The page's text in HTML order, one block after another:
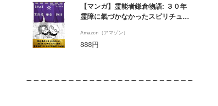
【マンガ】霊能者鎌倉物語: ３０年
霊障に氣づかなかったスピリチュア
になるまでのお話し (霊視経営
SakuraSakuブックス)
Amazon（アマゾン）
888円